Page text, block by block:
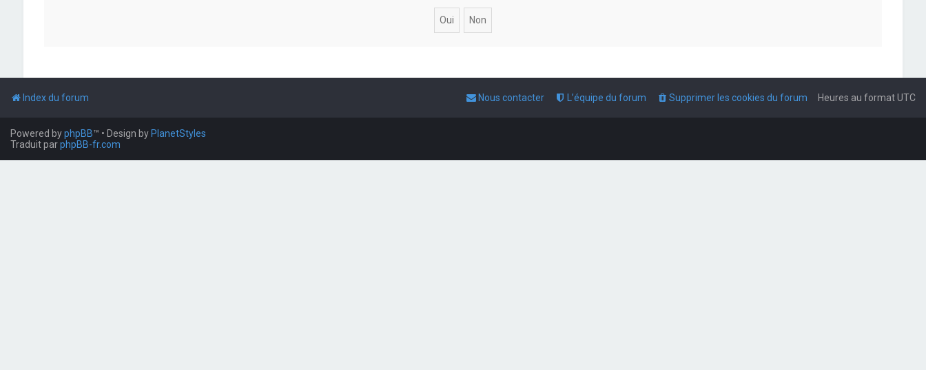
Index du forum Heures au formatUTC
Supprimer les cookies du forum
L’équipe du forum
Nous contacter
Powered byphpBB™ • Design by PlanetStyles
Traduit parphpBB-fr.com